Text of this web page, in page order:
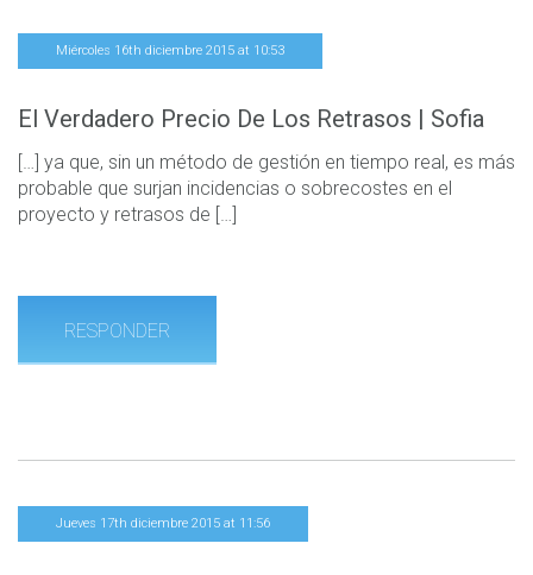
Miércoles 16th diciembre 2015 at 10:53
El Verdadero Precio De Los Retrasos | Sofia
[…] ya que, sin un método de gestión en tiempo real, es más
probable que surjan incidencias o sobrecostes en el
proyecto y retrasos de […]
RESPONDER
Jueves 17th diciembre 2015 at 11:56